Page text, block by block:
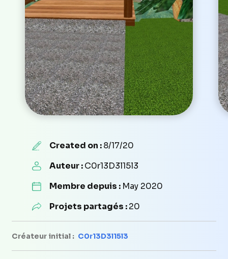
Created on :8/17/20
Auteur :C0r13D3l15l3
Membre depuis : May 2020
Projets partagés :20
Créateur initial : C0r13D3l15l3